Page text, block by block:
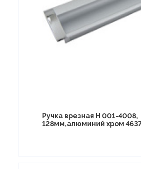
Ручка врезная Н 001-4008,
128мм,алюминий хром